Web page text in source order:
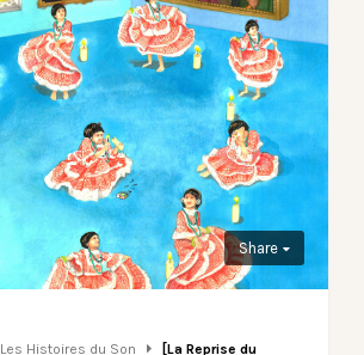
Share
Les Histoires du Son
[La Reprise du